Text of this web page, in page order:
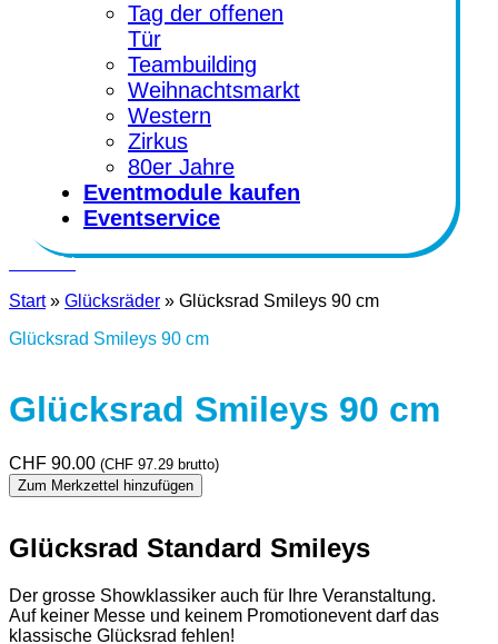
Tag der offenen
Tür
Teambuilding
Weihnachtsmarkt
Western
Zirkus
80er Jahre
Eventmodule kaufen
Eventservice
Kontakt
Start» Glücksräder » Glücksrad Smileys 90 cm
Glücksrad Smileys 90 cm
Glücksrad Smileys 90 cm
CHF 90.00 (CHF 97.29 brutto)
Zum Merkzettel hinzufügen
Glücksrad Standard Smileys
Der grosse Showklassiker auch für Ihre Veranstaltung.
Auf keiner Messe und keinem Promotionevent darf das
klassische Glücksrad fehlen!